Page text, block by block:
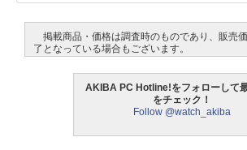
掲載商品・価格は調査時のものであり、販売
了となっている場合もございます。
AKIBA PC Hotline!をフォローして
をチェック！
Follow @watch_akiba